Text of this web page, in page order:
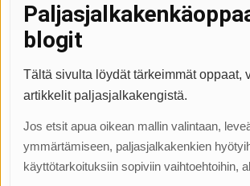
blogit
Tältä sivulta löydät tärkeimmät oppaat,
artikkelit paljasjalkakengistä.
Jos etsit apua oikean mallin valintaan,
ymmärtämiseen, paljasjalkakenkien
käyttötarkoituksiin sopiviin vaihtoehtoihin,